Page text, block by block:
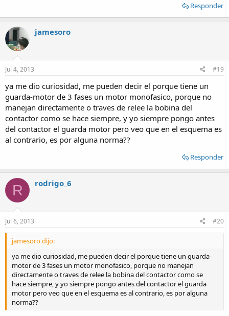
Responder
jamesoro
Jul 4, 2013 #19
ya me dio curiosidad, me pueden decir el porque tiene un
guarda-motor de 3 fases un motor monofasico, porque no
manejan directamente o traves de relee la bobina del
contactor como se hace siempre, y yo siempre pongo antes
del contactor el guarda motor pero veo que en el esquema es
al contrario, es por alguna norma??
Responder
R rodrigo_6
Jul 6, 2013 #20
jamesoro dijo:
ya me dio curiosidad, me pueden decir el porque tiene un guarda-
motor de 3 fases un motor monofasico, porque no manejan
directamente o traves de relee la bobina del contactor como se
hace siempre, y yo siempre pongo antes del contactor el guarda
motor pero veo que en el esquema es al contrario, es por alguna
norma??